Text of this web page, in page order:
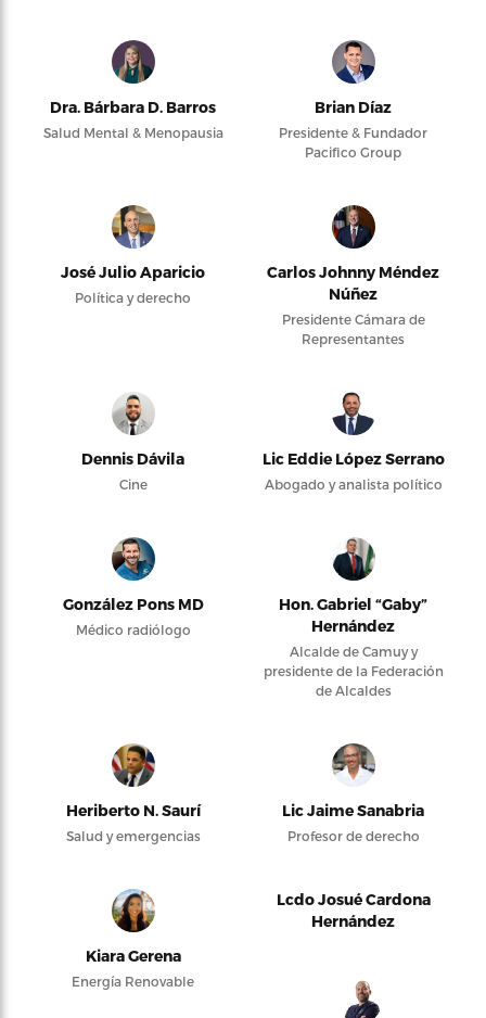
Dra. Bárbara D. Barros
Salud Mental & Menopausia
Brian Díaz
Presidente & Fundador
Pacifico Group
José Julio Aparicio
Política y derecho
Carlos Johnny Méndez
Núñez
Presidente Cámara de
Representantes
Dennis Dávila
Cine
Lic Eddie López Serrano
Abogado y analista político
González Pons MD
Médico radiólogo
Hon. Gabriel “Gaby”
Hernández
Alcalde de Camuy y
presidente de la Federación
de Alcaldes
Heriberto N. Saurí
Salud y emergencias
Lic Jaime Sanabria
Profesor de derecho
Kiara Gerena
Energía Renovable
Lcdo Josué Cardona
Hernández